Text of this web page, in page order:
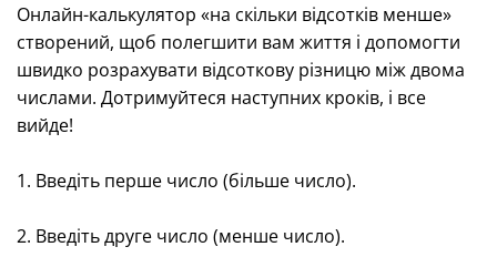
Онлайн-калькулятор «на скільки відсотків менше»
створений, щоб полегшити вам життя і допомогти
швидко розрахувати відсоткову різницю між двома
числами. Дотримуйтеся наступних кроків, і все
вийде!
1. Введіть перше число (більше число).
2. Введіть друге число (менше число).